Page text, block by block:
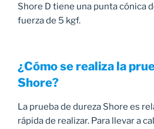
Shore D tiene una punta cónica
fuerza de 5 kgf.
¿Cómo se realiza la
Shore?
La prueba de dureza Shore es
rápida de realizar. Para llevar a